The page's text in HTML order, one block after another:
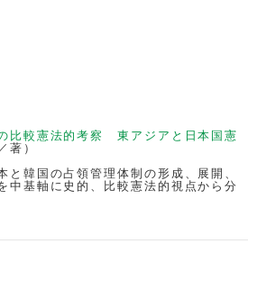
比較憲法的考察 東アジアと日本国憲
著）
と韓国の占領管理体制の形成、展開、
中基軸に史的、比較憲法的視点から分